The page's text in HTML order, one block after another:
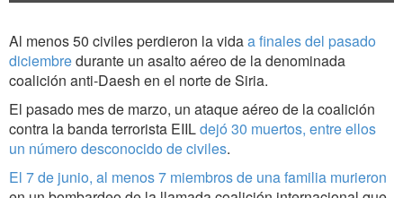
Al menos 50 civiles perdieron la vidaa finales del pasado
diciembredurante un asalto aéreo de la denominada
coalición anti-Daesh en el norte de Siria.
El pasado mes de marzo, un ataque aéreo de la coalición
contra la banda terrorista EIILdejó 30 muertos, entre ellos
un número desconocido de civiles.
El 7 de junio, al menos 7 miembros de una familia murieron